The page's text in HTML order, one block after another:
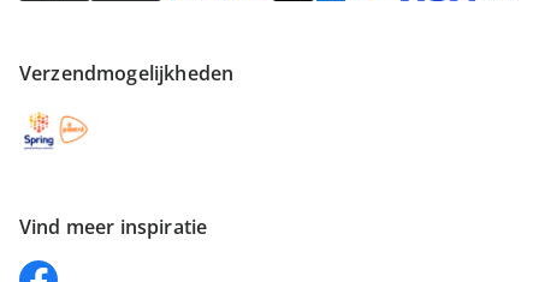
Verzendmogelijkheden
Vind meer inspiratie